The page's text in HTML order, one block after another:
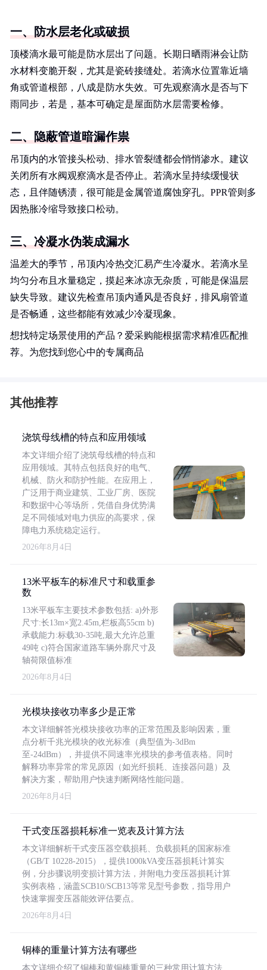
一、防水层老化或破损
顶楼滴水最可能是防水层出了问题。长期日晒雨淋会让防
水材料变脆开裂，尤其是瓷砖接缝处。若滴水位置靠近墙
角或管道根部，八成是防水失效。可先观察滴水是否与下
雨同步，若是，基本可确定是屋面防水层需要检修。
二、隐蔽管道暗漏作祟
吊顶内的水管接头松动、排水管裂缝都会悄悄渗水。建议
关闭所有水阀观察滴水是否停止。若滴水呈持续缓慢状
态，且伴随锈渍，很可能是金属管道腐蚀穿孔。PPR管则多
因热胀冷缩导致接口松动。
三、冷凝水伪装成漏水
温差大的季节，吊顶内冷热交汇易产生冷凝水。若滴水呈
均匀分布且水量稳定，摸起来冰凉无杂质，可能是保温层
缺失导致。建议先检查吊顶内通风是否良好，排风扇管道
是否畅通，这些都能有效减少冷凝现象。
想找特定场景使用的产品？爱采购能根据需求精准匹配推
荐。为您找到您心中的专属商品
其他推荐
浇筑母线槽的特点和应用领域
本文详细介绍了浇筑母线槽的特点和
应用领域。其特点包括良好的电气、
机械、防火和防护性能。在应用上，
广泛用于商业建筑、工业厂房、医院
和数据中心等场所，凭借自身优势满
足不同领域对电力供应的高要求，保
障电力系统稳定运行。
2026年8月4日
13米平板车的标准尺寸和载重参
数
13米平板车主要技术参数包括: a)外形
尺寸:长13m×宽2.45m,栏板高55cm b)
承载能力:标载30-35吨,最大允许总重
49吨 c)符合国家道路车辆外廓尺寸及
轴荷限值标准
2026年8月4日
光模块接收功率多少是正常
本文详细解答光模块接收功率的正常范围及影响因素，重
点分析千兆光模块的收光标准（典型值为-3dBm
至-24dBm），并提供不同速率光模块的参考值表格。同时
解释功率异常的常见原因（如光纤损耗、连接器问题）及
解决方案，帮助用户快速判断网络性能问题。
2026年8月4日
干式变压器损耗标准一览表及计算方法
本文详细解析干式变压器空载损耗、负载损耗的国家标准
（GB/T 10228-2015），提供1000kVA变压器损耗计算实
例，分步骤说明变损计算方法，并附电力变压器损耗计算
实例表格，涵盖SCB10/SCB13等常见型号参数，指导用户
快速掌握变压器能效评估要点。
2026年8月4日
铜棒的重量计算方法有哪些
本文详细介绍了铜棒和黄铜棒重量的三种常用计算方法